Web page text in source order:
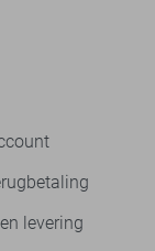
levering